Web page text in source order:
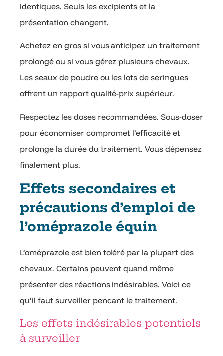
identiques. Seuls les excipients et la
présentation changent.
Achetez en gros si vous anticipez un traitement
prolongé ou si vous gérez plusieurs chevaux.
Les seaux de poudre ou les lots de seringues
offrent un rapport qualité-prix supérieur.
Respectez les doses recommandées. Sous-doser
pour économiser compromet l’efficacité et
prolonge la durée du traitement. Vous dépensez
finalement plus.
Effets secondaires et
précautions d’emploi de
l’oméprazole équin
L’oméprazole est bien toléré par la plupart des
chevaux. Certains peuvent quand même
présenter des réactions indésirables. Voici ce
qu’il faut surveiller pendant le traitement.
Les effets indésirables potentiels
à surveiller